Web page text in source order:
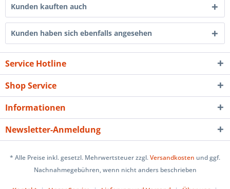
Kunden kauften auch
Kunden haben sich ebenfalls angesehen
Service Hotline
Shop Service
Informationen
Newsletter-Anmeldung
* Alle Preise inkl. gesetzl. Mehrwertsteuer zzgl.Versandkosten und ggf.
Nachnahmegebühren, wenn nicht anders beschrieben